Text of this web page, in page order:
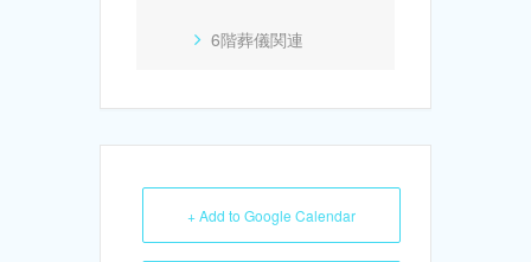
6階葬儀関連
+ Add to Google Calendar